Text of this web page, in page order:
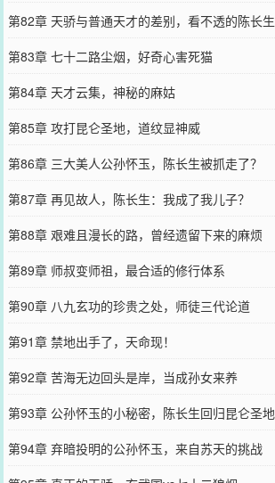
第82章 天骄与普通天才的差别，看不透的陈长生
第83章 七十二路尘烟，好奇心害死猫
第84章 天才云集，神秘的麻姑
第85章 攻打昆仑圣地，道纹显神威
第86章 三大美人公孙怀玉，陈长生被抓走了？
第87章 再见故人，陈长生：我成了我儿子？
第88章 艰难且漫长的路，曾经遗留下来的麻烦
第89章 师叔变师祖，最合适的修行体系
第90章 八九玄功的珍贵之处，师徒三代论道
第91章 禁地出手了，天命现！
第92章 苦海无边回头是岸，当成孙女来养
第93章 公孙怀玉的小秘密，陈长生回归昆仑圣地
第94章 弃暗投明的公孙怀玉，来自苏天的挑战